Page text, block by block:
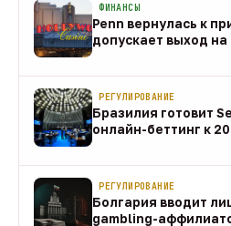
ФИНАНСЫ
Penn вернулась к
допускает выход на
РЕГУЛИРОВАНИЕ
Бразилия готовит
онлайн-беттинг к
РЕГУЛИРОВАНИЕ
Болгария вводит
gambling-